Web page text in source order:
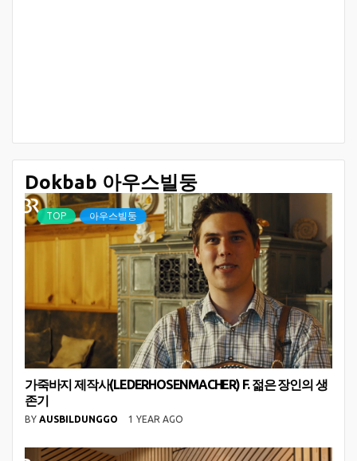
Dokbab 아우스빌둥
TOP 아우스빌둥
가죽바지 제작사(LEDERHOSENMACHER) F. 젊은 장인의 생
존기
BY AUSBILDUNGGO 1 YEAR AGO